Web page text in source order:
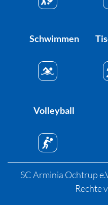
Schwimmen
Volleyball
SC Arminia Ochtrup
Rechte